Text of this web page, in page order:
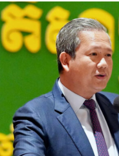
ព័ត៌មានជាតិ